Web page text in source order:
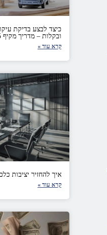
כיצד לבצע בדיקת
ובקלות – מדריך מקיף 2025
קרא עוד »
איך להחזיר יציבות
קרא עוד »